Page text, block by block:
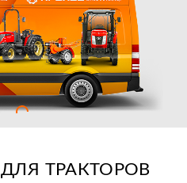
ТРАКТОРОВ